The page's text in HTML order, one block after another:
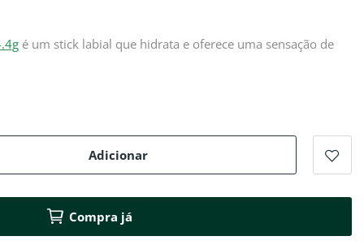
é um stick labial que hidrata e oferece uma sensação de
Adicionar
Compra já